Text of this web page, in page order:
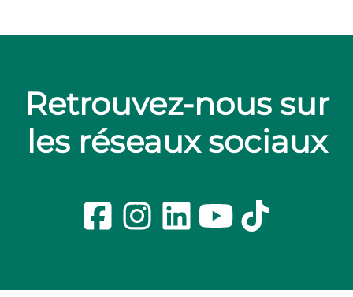
Retrouvez-nous sur
les réseaux sociaux